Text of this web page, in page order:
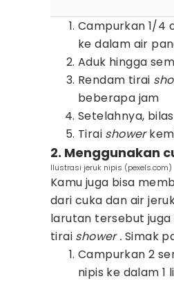
Campurkan 1/4
ke dalam air
Aduk hingga
Rendam tirai
beberapa jam
Setelahnya,
Tirai shower
2. Menggunakan
Ilustrasi jeruk nipis (pexels.com)
Kamu juga bisa
dari cuka dan air
larutan tersebut
tirai shower .Simak
Campurkan 2
nipis ke dalam 1